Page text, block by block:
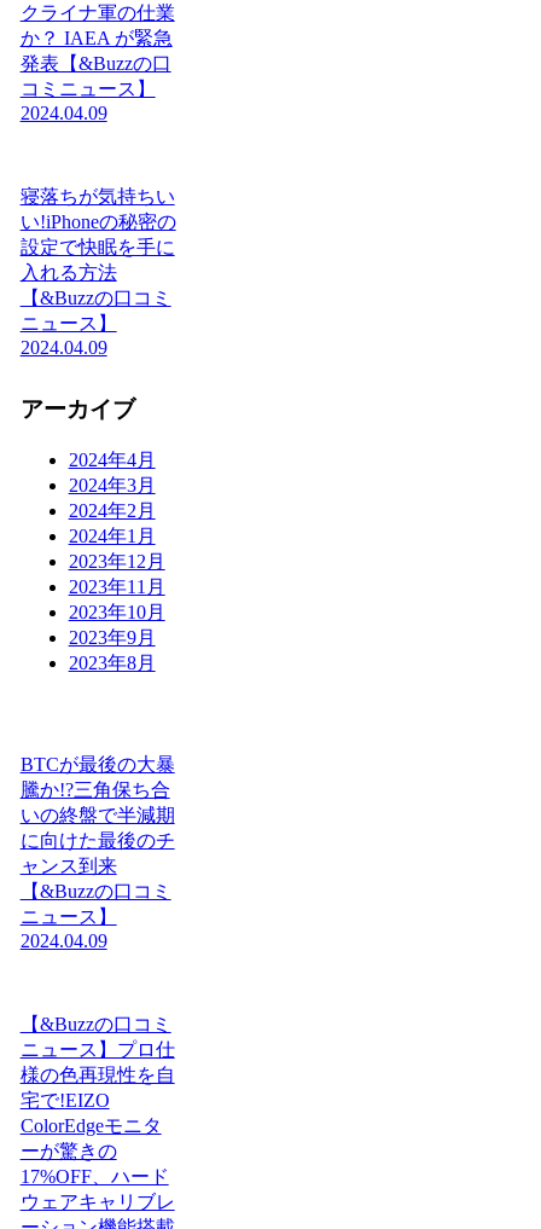
クライナ軍の仕業
か？ IAEA が緊急
発表【&Buzzの口
コミニュース】
2024.04.09
寝落ちが気持ちい
い!iPhoneの秘密の
設定で快眠を手に
入れる方法
【&Buzzの口コミ
ニュース】
2024.04.09
アーカイブ
2024年4月
2024年3月
2024年2月
2024年1月
2023年12月
2023年11月
2023年10月
2023年9月
2023年8月
BTCが最後の大暴
騰か!?三角保ち合
いの終盤で半減期
に向けた最後のチ
ャンス到来
【&Buzzの口コミ
ニュース】
2024.04.09
【&Buzzの口コミ
ニュース】プロ仕
様の色再現性を自
宅で!EIZO
ColorEdgeモニタ
ーが驚きの
17%OFF、ハード
ウェアキャリブレ